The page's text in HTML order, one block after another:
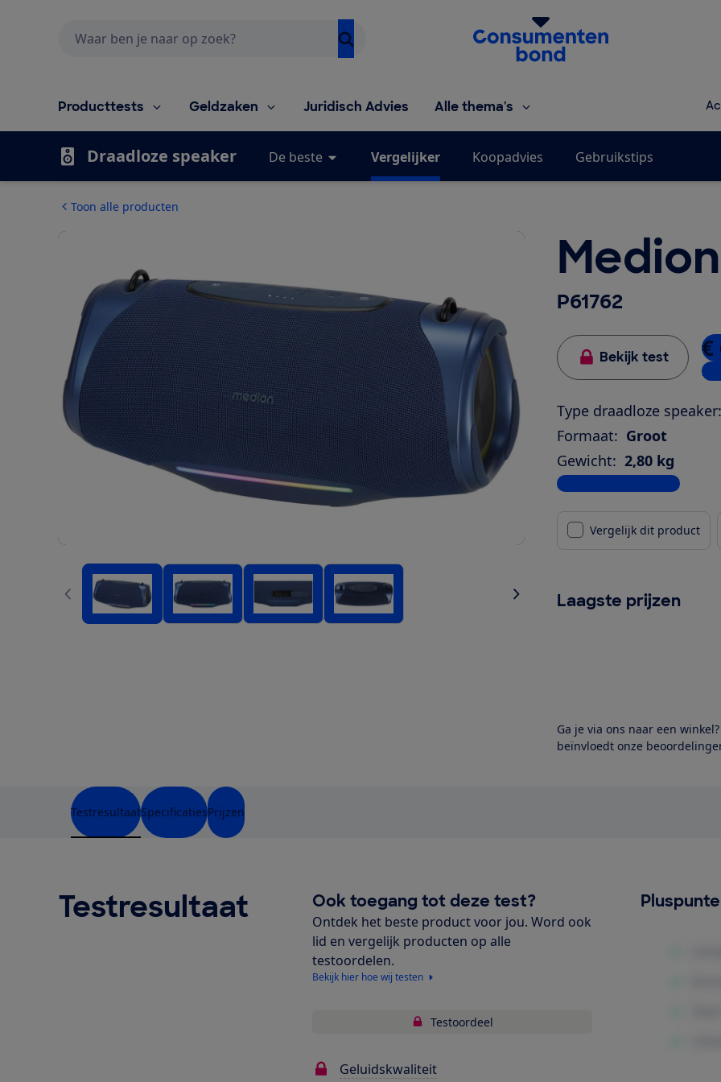
Homepage van de Consumentenbond
Producttests Geldzaken Juridisch Advies Alle thema's
Draadloze speaker De beste Vergelijker Koopadvies Gebruikstips
Toon alle producten
Medion
P61762
Bekijk test €
2
Type draadloze speaker:
Formaat: Groot
Gewicht: 2,80 kg
Bekijk alle specificaties
Vergelijk dit product
Laagste prijzen
Ga je via ons naar een
beïnvloedt onze
TestresultaatSpecificatiesPrijzen
Testresultaat Ook toegang tot deze test?
Ontdek het beste product voor jou. Word ook
lid en vergelijk producten op alle
testoordelen.
Bekijk hier hoe wij testen
Testoordeel
Geluidskwaliteit